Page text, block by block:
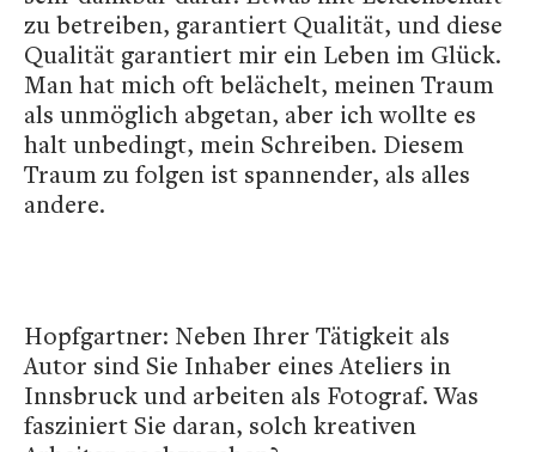
zu betreiben, garantiert Qualität, und diese
Qualität garantiert mir ein Leben im Glück.
Man hat mich oft belächelt, meinen Traum
als unmöglich abgetan, aber ich wollte es
halt unbedingt, mein Schreiben. Diesem
Traum zu folgen ist spannender, als alles
andere.
Hopfgartner: Neben Ihrer Tätigkeit als
Autor sind Sie Inhaber eines Ateliers in
Innsbruck und arbeiten als Fotograf. Was
fasziniert Sie daran, solch kreativen